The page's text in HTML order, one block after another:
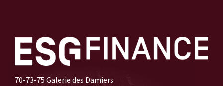
70-73-75 Galerie des Damiers